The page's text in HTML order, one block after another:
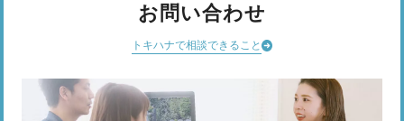
お問い合わせ
トキハナで相談できること